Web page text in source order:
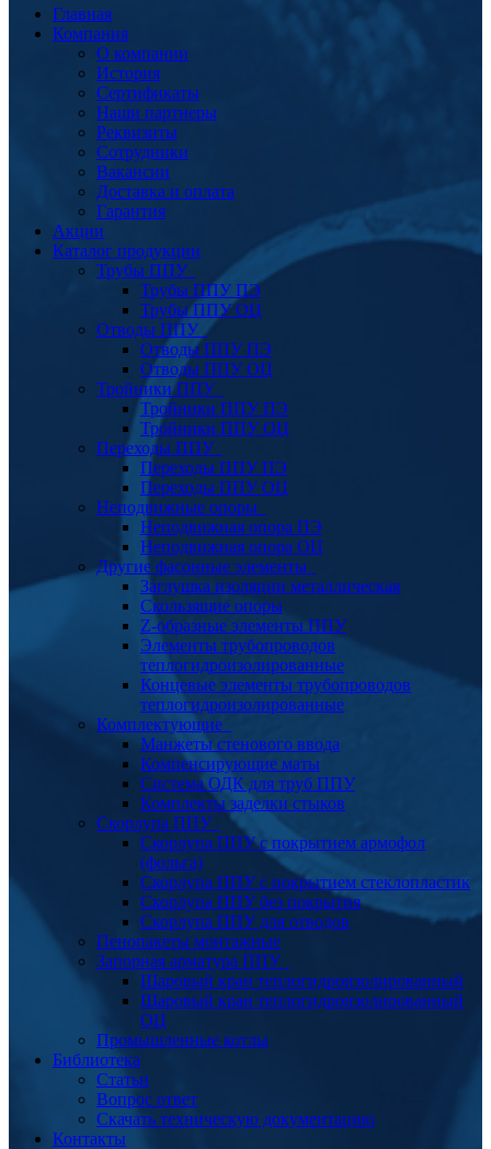
Главная
Компания
О компании
История
Сертификаты
Наши партнеры
Реквизиты
Сотрудники
Вакансии
Доставка и оплата
Гарантия
Акции
Каталог продукции
Трубы ППУ
Трубы ППУ ПЭ
Трубы ППУ ОЦ
Отводы ППУ
Отводы ППУ ПЭ
Отводы ППУ ОЦ
Тройники ППУ
Тройники ППУ ПЭ
Тройники ППУ ОЦ
Переходы ППУ
Переходы ППУ ПЭ
Переходы ППУ ОЦ
Неподвижные опоры
Неподвижная опора ПЭ
Неподвижная опора ОЦ
Другие фасонные элементы
Заглушка изоляции металлическая
Скользящие опоры
Z-образные элементы ППУ
Элементы трубопроводов
теплогидроизолированные
Концевые элементы трубопроводов
теплогидроизолированные
Комплектующие
Манжеты стенового ввода
Компенсирующие маты
Система ОДК для труб ППУ
Комплекты заделки стыков
Скорлупа ППУ
Скорлупа ППУ с покрытием армофол
(фольга)
Скорлупа ППУ с покрытием стеклопластик
Скорлупа ППУ без покрытия
Скорлупа ППУ для отводов
Пенопакеты монтажные
Запорная арматура ППУ
Шаровый кран теплогидроизолированный
Шаровый кран теплогидроизолированный
ОЦ
Промышленные котлы
Библиотека
Статьи
Вопрос ответ
Скачать техническую документацию
Контакты